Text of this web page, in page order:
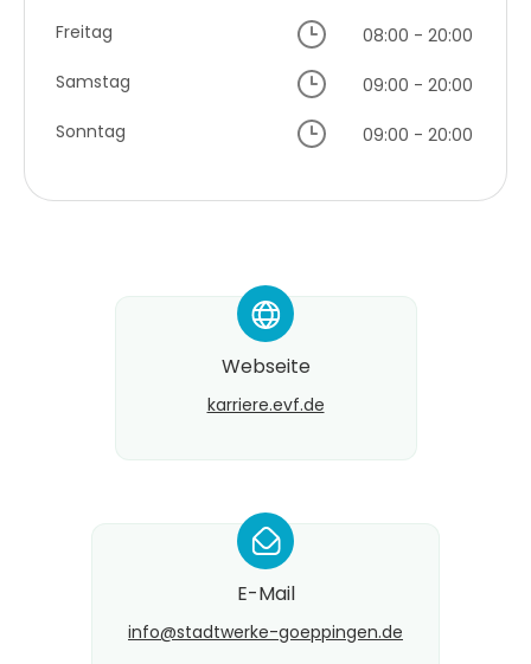
Freitag
08:00 - 20:00
Samstag
09:00 - 20:00
Sonntag
09:00 - 20:00
*
Webseite
karriere.evf.de
*
E-Mail
info@​stadtwerke-goeppingen.de